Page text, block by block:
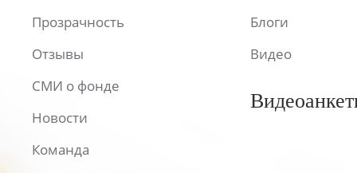
Прозрачность
Отзывы
СМИ о фонде
Новости
Команда
Блоги
Видео